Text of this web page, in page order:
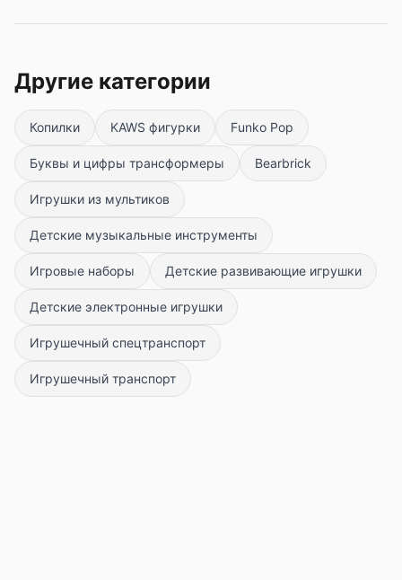
Другие категории
Копилки KAWS фигурки Funko Pop
Буквы и цифры трансформеры Bearbrick
Игрушки из мультиков
Детские музыкальные инструменты
Игровые наборы Детские развивающие игрушки
Детские электронные игрушки
Игрушечный спецтранспорт
Игрушечный транспорт